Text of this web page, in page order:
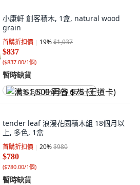
小康軒 創客積木, 1盒, natural wood
grain
首購折扣價 19%$1,037
$837
($837.00/1個)
暫時缺貨
满 $1,500 再省 $75 (王道卡)
tender leaf 浪漫花園積木組 18個月以
上, 多色, 1盒
首購折扣價 20%$980
$780
($780.00/1個)
暫時缺貨